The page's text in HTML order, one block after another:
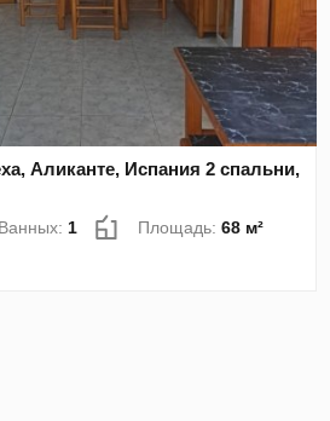
Аликанте, Испания 2 спальни,
Ванных: 1 Площадь:68 м²